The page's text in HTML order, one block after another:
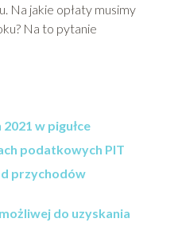
Na jakie opłaty musimy
Na to pytanie
w pigułce
podatkowych PIT
przychodów
do uzyskania